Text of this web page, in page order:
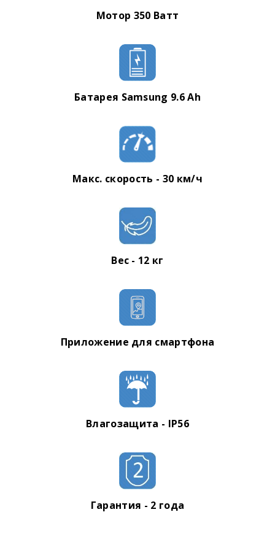
Мотор 350 Ватт
Батарея Samsung 9.6Ah
Макс. скорость - 30 км/ч
Вес - 12 кг
Приложение для смартфона
Влагозащита - IP56
Гарантия - 2 года